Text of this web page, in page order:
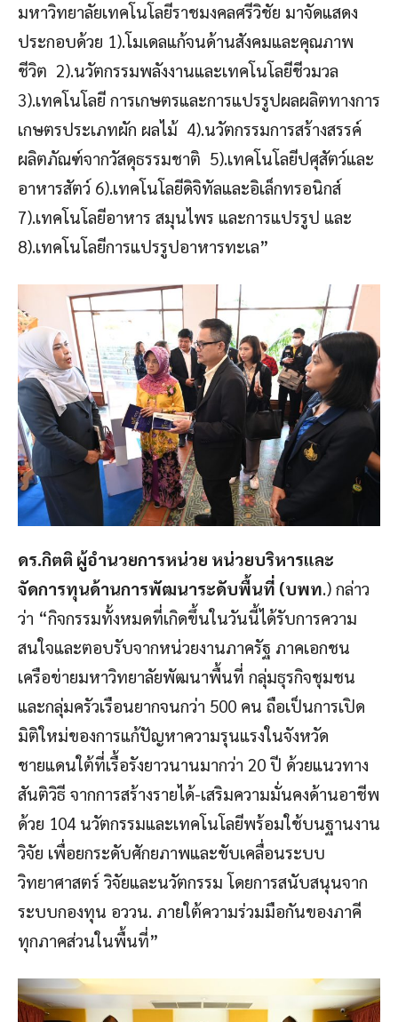
มหาวิทยาลัยเทคโนโลยีราชมงคลศรีวิชัย มาจัดแสดง
ประกอบด้วย 1).โมเดลแก้จนด้านสังคมและคุณภาพ
ชีวิต 2).นวัตกรรมพลังงานและเทคโนโลยีชีวมวล
3).เทคโนโลยี การเกษตรและการแปรรูปผลผลิตทางการ
เกษตรประเภทผัก ผลไม้ 4).นวัตกรรมการสร้างสรรค์
ผลิตภัณฑ์จากวัสดุธรรมชาติ 5).เทคโนโลยีปศุสัตว์และ
อาหารสัตว์ 6).เทคโนโลยีดิจิทัลและอิเล็กทรอนิกส์
7).เทคโนโลยีอาหาร สมุนไพร และการแปรรูป และ
8).เทคโนโลยีการแปรรูปอาหารทะเล”
ดร.กิตติ ผู้อำนวยการหน่วย หน่วยบริหารและ
จัดการทุนด้านการพัฒนาระดับพื้นที่ (บพท.) กล่าว
ว่า “กิจกรรมทั้งหมดที่เกิดขึ้นในวันนี้ได้รับการความ
สนใจและตอบรับจากหน่วยงานภาครัฐ ภาคเอกชน
เครือข่ายมหาวิทยาลัยพัฒนาพื้นที่ กลุ่มธุรกิจชุมชน
และกลุ่มครัวเรือนยากจนกว่า 500 คน ถือเป็นการเปิด
มิติใหม่ของการแก้ปัญหาความรุนแรงในจังหวัด
ชายแดนใต้ที่เรื้อรังยาวนานมากว่า 20 ปี ด้วยแนวทาง
สันติวิธี จากการสร้างรายได้-เสริมความมั่นคงด้านอาชีพ
ด้วย 104 นวัตกรรมและเทคโนโลยีพร้อมใช้บนฐานงาน
วิจัย เพื่อยกระดับศักยภาพและขับเคลื่อนระบบ
วิทยาศาสตร์ วิจัยและนวัตกรรม โดยการสนับสนุนจาก
ระบบกองทุน อววน. ภายใต้ความร่วมมือกันของภาคี
ทุกภาคส่วนในพื้นที่”